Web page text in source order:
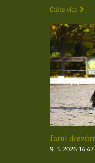
Čtěte více
Jarní
9. 3. 2026 14:47